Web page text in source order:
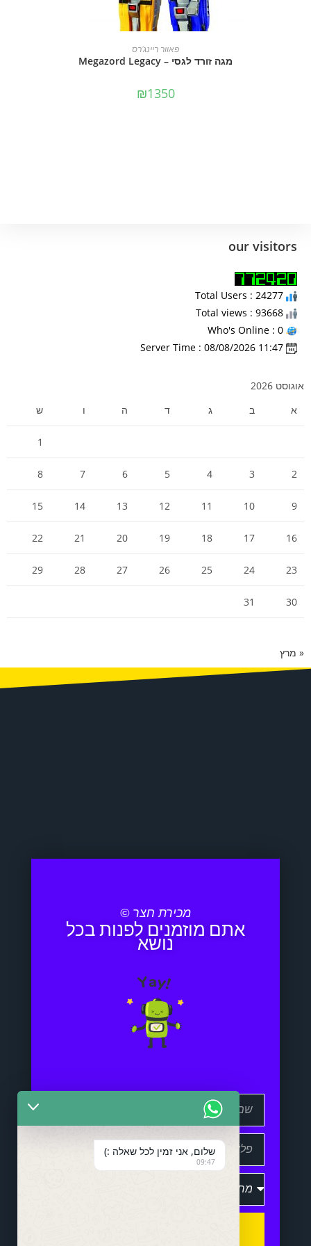
הוספה לסל
פאוור ריינג'רס
מגה זורד לגסי – Megazord Legacy
₪1350
our visitors
אוגוסט 2026
א
ב ג ד ה ו ש
1
2
3
4
5
6
7
8
9
10
11
12
13
14
15
16
17
18
19
20
21
22
23
24
25
26
27
28
29
30
31
« מרץ
מכירת חצר ©
אתם מוזמנים לפנות בכל
נושא
שלום, אני זמין לכל שאלה :)
09:47